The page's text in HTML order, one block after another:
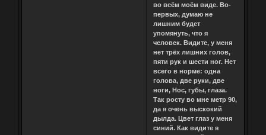
во всём моём виде. Во-
первых, думаю не
лишним будет
упомянуть, что я
человек. Видите, у меня
нет трёх лишних голов,
пяти рук и шести ног. Нет
всего в норме: одна
голова, две руки, две
ноги, Нос, губы, глаза.
Так росту во мне метр 90,
да я очень выскокий
дылда. Цвет глаз у меня
синий. Как видите я